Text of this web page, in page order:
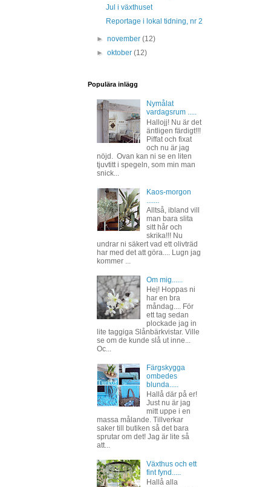
Jul i växthuset
Reportage i lokal tidning, nr 2
►november(12)
►oktober(12)
Populära inlägg
Nymålat
vardagsrum .....
Hallojj! Nu är det
äntligen färdigt!!!
Piffat och fixat
och nu är jag
nöjd. Ovan kan ni se en liten
tjuvtitt i spegeln, som min man
snick...
Kaos-morgon
Alltså, ibland vill
man bara slita
sitt hår och
skrika!!! Nu
undrar ni säkert vad ett olivträd
har med det att göra.... Lugn jag
kommer ...
Om mig......
Hej! Hoppas ni
har en bra
måndag.... För
ett tag sedan
plockade jag in
lite taggiga Slånbärkvistar. Ville
se om de kunde slå ut inne...
Oc...
Färgskygga
ombedes
blunda.....
Hallå där på er!
Just nu är jag
mitt uppe i en
massa målande. Tillverkar
saker till butiken så det bara
sprutar om det! Jag är lite så
att...
Växthus och ett
fint fynd.....
Hallå alla